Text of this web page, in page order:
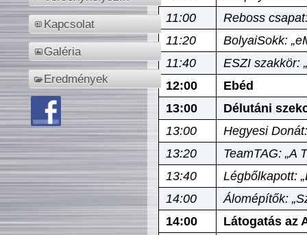
Kapcsolat
Galéria
Eredmények
11:00
Reboss
11:20
BolyaiSokk:
11:40
ESZI szakkör:
12:00
Ebéd
13:00
Délutáni
13:00
Hegyesi
13:20
TeamTAG: „A
13:40
Légbőlkapott:
14:00
Álomépítők:
14:00
Látogatás az